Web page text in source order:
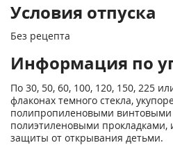
Условия отпуска
Без рецепта
Информация по
По 30, 50, 60, 100, 120, 150, 225
флаконах темного стекла,
полипропиленовыми винтовыми
полиэтиленовыми
защиты от открывания детьми.